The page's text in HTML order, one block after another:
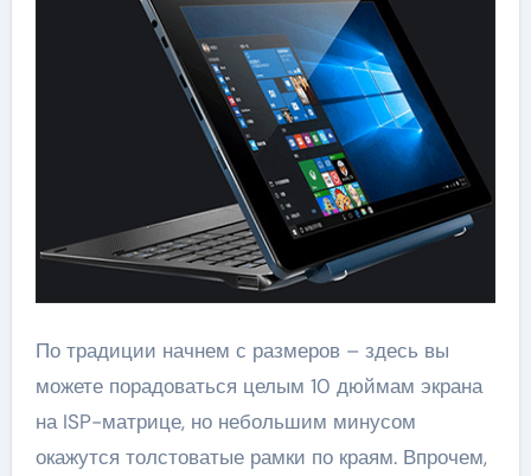
По традиции начнем с размеров – здесь вы
можете порадоваться целым 10 дюймам экрана
на ISP-матрице, но небольшим минусом
окажутся толстоватые рамки по краям. Впрочем,